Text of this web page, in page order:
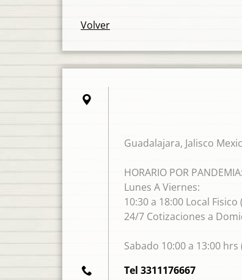
Volver
Guadalajara, Jalisco
HORARIO POR PANDEMIA:
Lunes A Viernes:
10:30 a 18:00 Local
24/7 Cotizaciones a
Sabado 10:00 a 13:00
Tel 3311176667